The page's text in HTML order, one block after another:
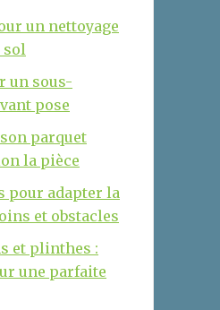
un nettoyage
sol
un sous-
pose
parquet
la pièce
pour adapter la
et obstacles
et plinthes :
une parfaite